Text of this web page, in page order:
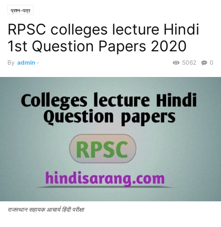
प्रश्न-पत्र
RPSC colleges lecture Hindi
1st Question Papers 2020
By admin - 0
5062
राजस्थान सहायक आचार्य हिंदी परीक्षा